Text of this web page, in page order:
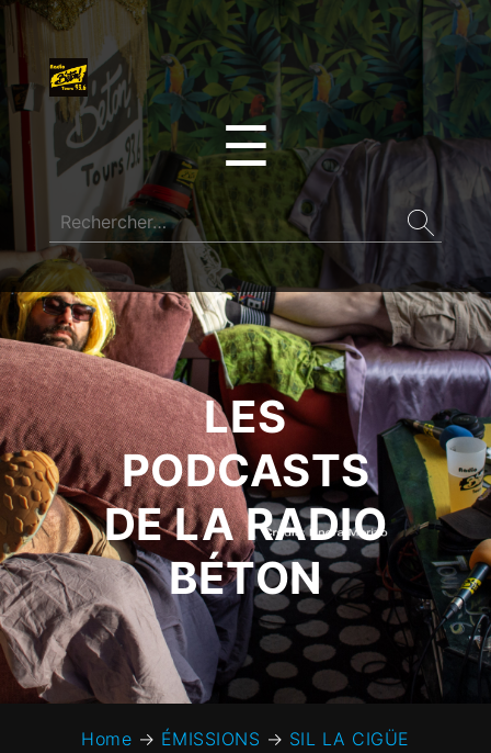
☰
LES
PODCASTS
DE LA RADIO
BÉTON
Home → ÉMISSIONS → SIL LA CIGÜE